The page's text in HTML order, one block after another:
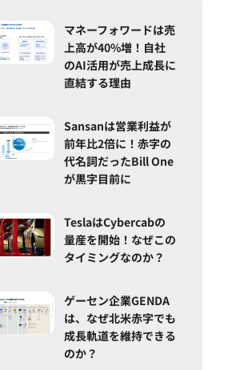
マネーフォワードは売
上高が40%増！自社
のAI活用が売上成長に
直結する理由
Sansanは営業利益が
前年比2倍に！赤字の
代名詞だったBill One
が黒字目前に
TeslaはCybercabの
量産を開始！なぜこの
タイミングなのか？
ゲーセン企業GENDA
は、なぜ北米赤字でも
成長軌道を維持できる
のか？